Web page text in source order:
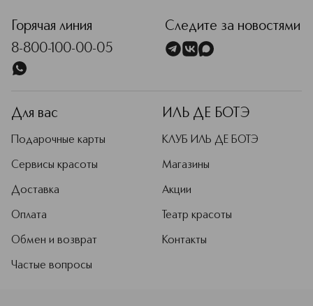
Горячая линия
8-800-100-00-05
Следите за новостями
Для вас
Подарочные карты
Сервисы красоты
Доставка
Оплата
Обмен и возврат
Частые вопросы
ИЛЬ ДЕ БОТЭ
КЛУБ ИЛЬ ДЕ БОТЭ
Магазины
Акции
Театр красоты
Контакты